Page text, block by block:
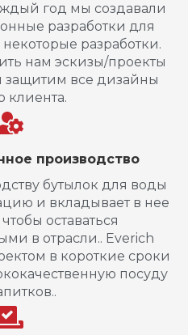
год мы создавали
разработки для
разработки.
нам эскизы/проекты
защитим все дизайны
клиента.
производство
бутылок для воды
и вкладывает в нее
оставаться
в отрасли.. Everich
в короткие сроки
посуду